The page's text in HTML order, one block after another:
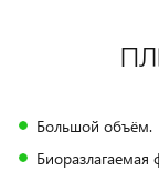
Большой объём.
Биоразлагаемая